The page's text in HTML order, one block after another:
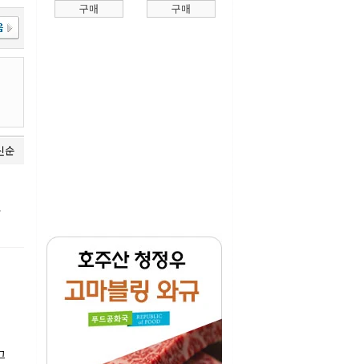
순
구매
구매